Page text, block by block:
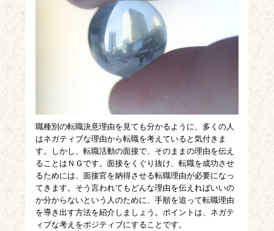
職種別の転職決意理由を見ても分かるように、多くの人
はネガティブな理由から転職を考えていると気付きま
す。しかし、転職活動の面接で、そのままの理由を伝え
ることはＮＧです。面接をくぐり抜け、転職を成功させ
るためには、面接官を納得させる転職理由が必要になっ
てきます。そう言われてもどんな理由を伝えればいいの
か分からないという人のために、手順を追って転職理由
を導き出す方法を紹介しましょう。ポイントは、ネガテ
ィブな考えをポジティブにすることです。